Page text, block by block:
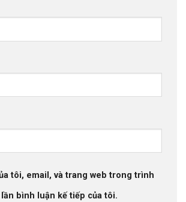
tôi, email, và trang web trong trình
bình luận kế tiếp của tôi.